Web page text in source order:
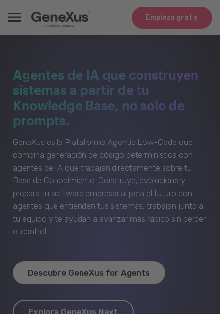
Empieza gratis
Agentes de IA que construyen
sistemas a partir de tu
Knowledge Base, no solo de
prompts.
GeneXus es la Plataforma Agentic Low-Code que
combina generación de código determinística con
agentes de IA que trabajan directamente sobre tu
Base de Conocimiento. Construye, evoluciona y
prepara tu software empresarial para el futuro con
agentes que entienden tus sistemas, trabajan junto a
tu equipo y te ayudan a avanzar más rápido sin perder
el control.
Descubre GeneXus for Agents
Explora GeneXus Next